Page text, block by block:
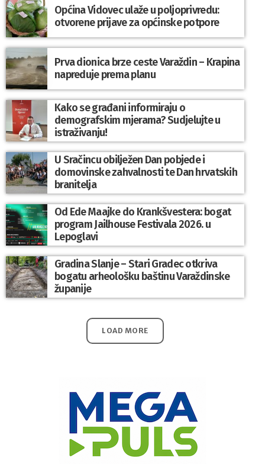
Općina Vidovec ulaže u poljoprivredu:
otvorene prijave za općinske potpore
Prva dionica brze ceste Varaždin – Krapina
napreduje prema planu
Kako se građani informiraju o
demografskim mjerama? Sudjelujte u
istraživanju!
U Sračincu obilježen Dan pobjede i
domovinske zahvalnosti te Dan hrvatskih
branitelja
Od Ede Maajke do Krankšvestera: bogat
program Jailhouse Festivala 2026. u
Lepoglavi
Gradina Slanje – Stari Gradec otkriva
bogatu arheološku baštinu Varaždinske
županije
LOAD MORE